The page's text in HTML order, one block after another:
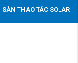
SÀN THAO TÁC SOLAR